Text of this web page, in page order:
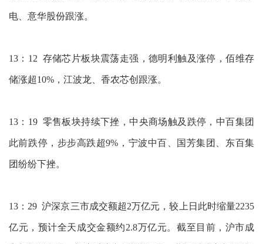
电、意华股份跟涨。
13：12 存储芯片板块震荡走强，德明利触及涨停，佰维存
储涨超10%，江波龙、香农芯创跟涨。
13：19 零售板块持续下挫，中央商场触及跌停，中百集团
此前跌停，步步高跌超9%，宁波中百、国芳集团、东百集
团纷纷下挫。
13：29 沪深京三市成交额超2万亿元，较上日此时缩量2235
亿元，预计全天成交金额约2.8万亿元。截至目前，沪市成